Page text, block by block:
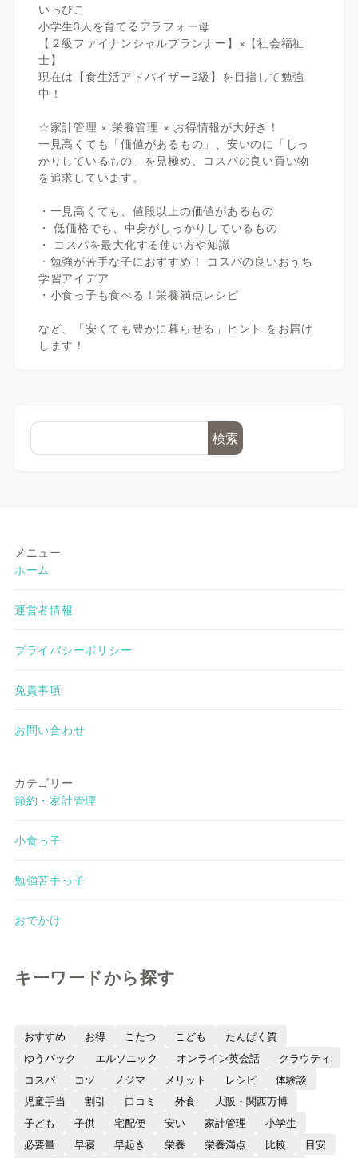
いっぴこ
小学生3人を育てるアラフォー母
【２級ファイナンシャルプランナー】×【社会福祉
士】
現在は【食生活アドバイザー2級】を目指して勉強
中！
☆家計管理 × 栄養管理 × お得情報が大好き！
一見高くても「価値があるもの」、安いのに「しっ
かりしているもの」を見極め、コスパの良い買い物
を追求しています。
・一見高くても、値段以上の価値があるもの
・ 低価格でも、中身がしっかりしているもの
・ コスパを最大化する使い方や知識
・勉強が苦手な子におすすめ！ コスパの良いおうち
学習アイデア
・小食っ子も食べる！栄養満点レシピ
など、「安くても豊かに暮らせる」ヒント をお届け
します！
検索
メニュー
ホーム
運営者情報
プライバシーポリシー
免責事項
お問い合わせ
カテゴリー
節約・家計管理
小食っ子
勉強苦手っ子
おでかけ
キーワードから探す
おすすめ お得 こたつ こども
たんぱく質
ゆうパック
エルソニック オンライン英会話
クラウティ
コスパ
コツ ノジマ メリット レシピ
体験談
児童手当
割引 口コミ 外食
大阪・関西万博
子ども
子供 宅配便 安い 家計管理
小学生
必要量
早寝 早起き 栄養 栄養満点 比較
目安